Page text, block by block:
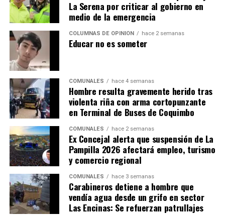
La Serena por criticar al gobierno en
medio de la emergencia
COLUMNAS DE OPINIÓN hace 2 semanas
Educar no es someter
COMUNALES hace 4 semanas
Hombre resulta gravemente herido tras
violenta riña con arma cortopunzante
en Terminal de Buses de Coquimbo
COMUNALES hace 2 semanas
Ex Concejal alerta que suspensión de La
Pampilla 2026 afectará empleo, turismo
y comercio regional
COMUNALES hace 3 semanas
Carabineros detiene a hombre que
vendía agua desde un grifo en sector
Las Encinas: Se refuerzan patrullajes